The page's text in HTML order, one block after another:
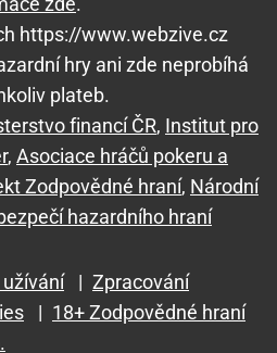
https://www.webzive.cz
hry ani zde neprobíhá
plateb.
financí ČR, Institut pro
, Asociace hráčů pokeru a
Zodpovědné hraní, Národní
hazardního hraní
| Zpracování
| 18+ Zodpovědné hraní